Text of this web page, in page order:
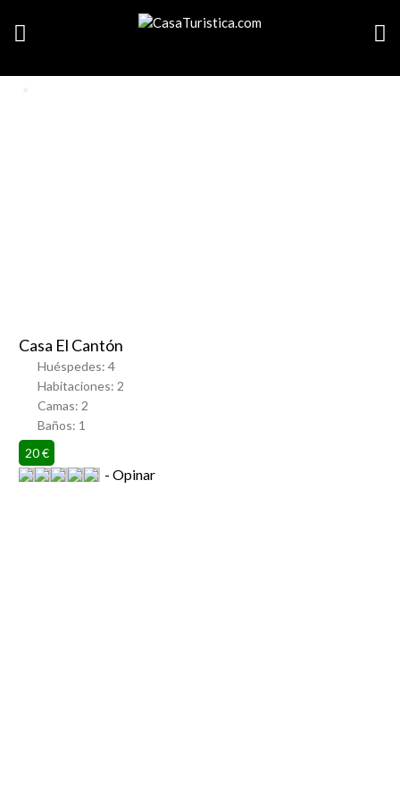
Casa El Cantón
Huéspedes: 4
Habitaciones: 2
Camas: 2
Baños: 1
20 €
Opinar